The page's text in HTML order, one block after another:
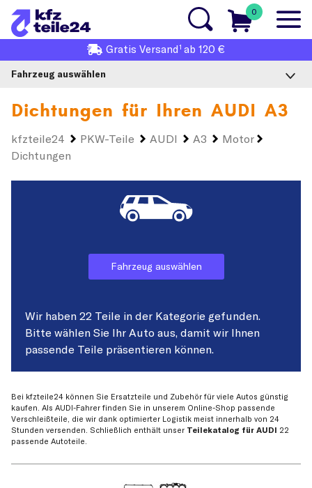
0
Gratis Versand1 ab 120 €
Fahrzeug auswählen
Dichtungen für Ihren AUDI A3
kfzteile24 PKW-Teile AUDI A3
Motor
Dichtungen
Fahrzeug auswählen
Wir haben 22 Teile in der Kategorie gefunden.
Bitte wählen Sie Ihr Auto aus, damit wir Ihnen
passende Teile präsentieren können.
Bei kfzteile24 können Sie Ersatzteile und Zubehör für viele Autos günstig
kaufen. Als AUDI-Fahrer finden Sie in unserem Online-Shop passende
Verschleißteile, die wir dank optimierter Logistik meist innerhalb von 24
Stunden versenden. Schließlich enthält unser Teilekatalog für AUDI 22
passende Autoteile.